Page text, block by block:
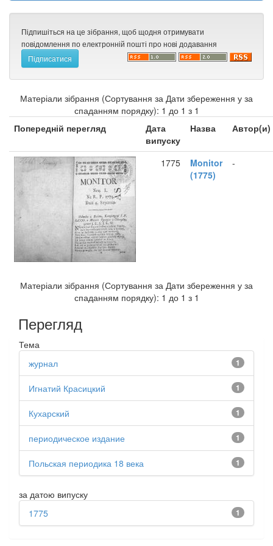
Підпишіться на це зібрання, щоб щодня отримувати
повідомлення по електронній пошті про нові додавання
Матеріали зібрання (Сортування за Дати збереження у за
спаданням порядку): 1 до 1 з 1
Попередній перегляд
Дата
випуску
Назва Автор(и)
1775
Monitor
(1775)
-
Матеріали зібрання (Сортування за Дати збереження у за
спаданням порядку): 1 до 1 з 1
Перегляд
Тема
1
журнал
1
Игнатий Красицкий
1
Кухарский
1
периодическое издание
1
Польская периодика 18 века
за датою випуску
1
1775